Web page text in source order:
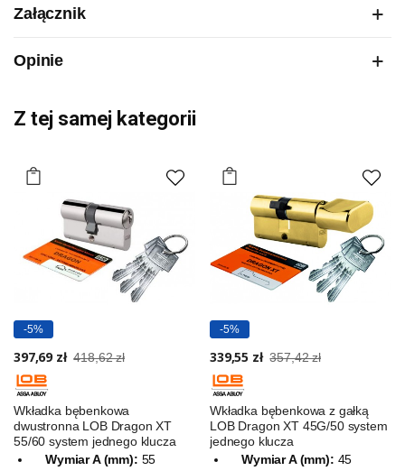
Załącznik
Opinie
Z tej samej kategorii
-5%
397,69 zł 418,62 zł
Wkładka bębenkowa
dwustronna LOB Dragon XT
55/60 system jednego klucza
Wymiar A (mm): 55
-5%
339,55 zł 357,42 zł
Wkładka bębenkowa z gałką
LOB Dragon XT 45G/50 system
jednego klucza
Wymiar A (mm): 45